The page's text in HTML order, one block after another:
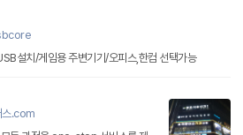
설치/게임용 주변기기/오피스,한컴 선택가능
스.com